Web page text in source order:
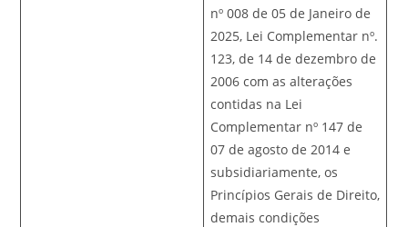
nº 008 de 05 de Janeiro de
2025, Lei Complementar nº.
123, de 14 de dezembro de
2006 com as alterações
contidas na Lei
Complementar nº 147 de
07 de agosto de 2014 e
subsidiariamente, os
Princípios Gerais de Direito,
demais condições